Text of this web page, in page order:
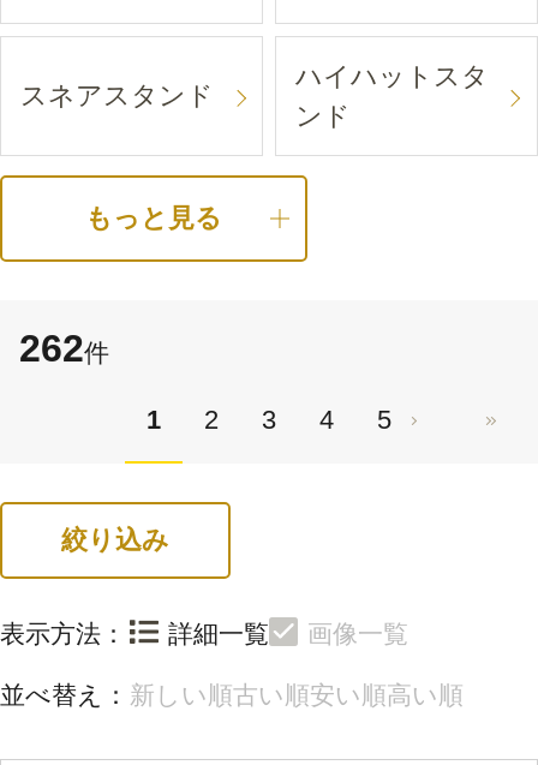
スネアスタンド
ハイハットスタ
ンド
もっと見る
262件
1 2 3 4 5
絞り込み
表示方法： 詳細一覧 画像一覧
並べ替え： 新しい順古い順安い順高い順